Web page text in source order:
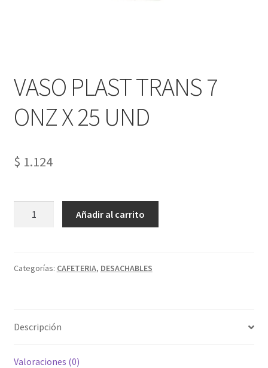
VASO PLAST TRANS 7
ONZ X 25 UND
$ 1.124
ONZ
cantidad
Añadir al carrito
Categorías: CAFETERIA, DESACHABLES
Descripción
Valoraciones (0)